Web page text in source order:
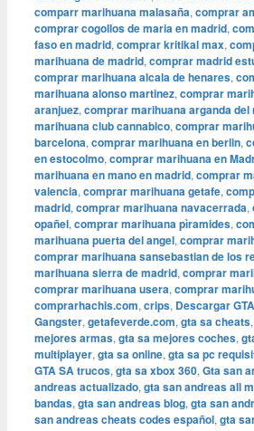
comparr marihuana malasaña, comprar
comprar cogollos de maria en madrid,
faso en madrid, comprar kritikal max,
marihuana de madrid, comprar madrid
comprar marihuana alcala de henares,
marihuana alonso martinez, comprar
aranjuez, comprar marihuana arganda del
marihuana club cannabico, comprar
barcelona, comprar marihuana en berlin,
en estocolmo, comprar marihuana en
marihuana en mano en madrid, comprar
valencia, comprar marihuana getafe,
madrid, comprar marihuana navacerrada,
opañel, comprar marihuana pìramides,
marihuana puerta del angel, comprar
comprar marihuana sansebastian de los
marihuana sierra de madrid, comprar
comprar marihuana usera, comprar
comprarhachis.com, crips, Descargar
Gangster, getafeverde.com, gta sa cheats,
mejores armas, gta sa mejores coches,
multiplayer, gta sa online, gta sa pc
GTA SA trucos, gta sa xbox 360, Gta san
andreas actualizado, gta san andreas all
bandas, gta san andreas blog, gta san
san andreas cheats codes español, gta